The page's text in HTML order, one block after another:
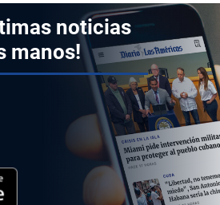
noticias
manos!